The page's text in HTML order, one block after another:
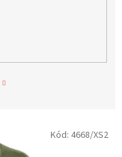
Kód: 4668/XS2